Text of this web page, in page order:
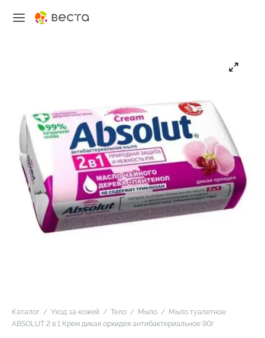
Каталог / Уход за кожей / Тело / Мыло / Мыло туалетное
ABSOLUT 2 в 1 Крем дикая орхидея антибактериальное 90г